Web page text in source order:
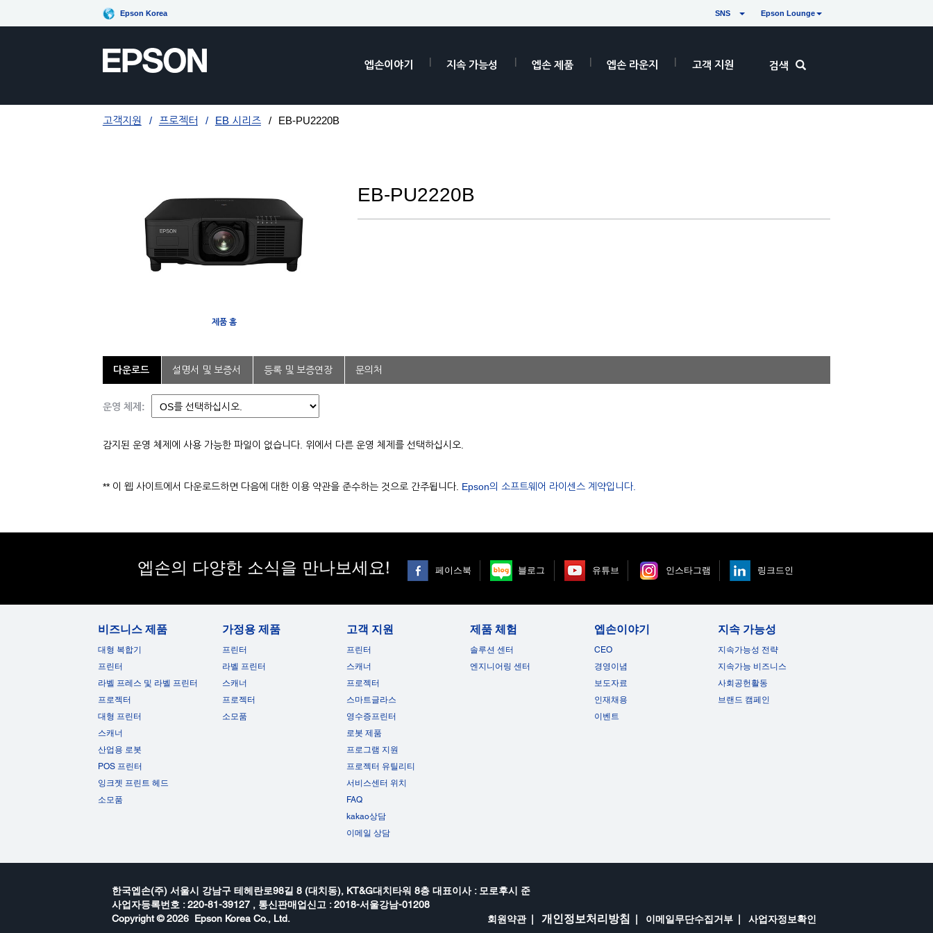
Epson Korea SNS Epson Lounge
엡손이야기 지속 가능성 엡손 제품 엡손 라운지 고객 지원 검색
고객지원 프로젝터 EB 시리즈 EB-PU2220B
제품 홈
EB-PU2220B
다운로드 설명서 및 보증서 등록 및 보증연장 문의처
운영 체제:
감지된 운영 체제에 사용 가능한 파일이 없습니다. 위에서 다른 운영 체제를 선택하십시오.
** 이 웹 사이트에서 다운로드하면 다음에 대한 이용 약관을 준수하는 것으로 간주됩니다. Epson의 소프트웨어 라이센스 계약입니다.
엡손의 다양한 소식을 만나보세요! 페이스북 블로그 유튜브 인스타그램 링크드인
비즈니스 제품
대형 복합기
프린터
라벨 프레스 및 라벨 프린터
프로젝터
대형 프린터
스캐너
산업용 로봇
POS 프린터
잉크젯 프린트 헤드
소모품
가정용 제품
프린터
라벨 프린터
스캐너
프로젝터
소모품
고객 지원
프린터
스캐너
프로젝터
스마트글라스
영수증프린터
로봇 제품
프로그램 지원
프로젝터 유틸리티
서비스센터 위치
FAQ
kakao상담
이메일 상담
제품 체험
솔루션 센터
엔지니어링 센터
엡손이야기
CEO
경영이념
보도자료
인재채용
이벤트
지속 가능성
지속가능성 전략
지속가능 비즈니스
사회공헌활동
브랜드 캠페인
한국엡손(주) 서울시 강남구 테헤란로98길 8 (대치동), KT&G대치타워 8층 대표이사 : 모로후시 준
사업자등록번호 : 220-81-39127 , 통신판매업신고 : 2018-서울강남-01208
Copyright ©2026 Epson Korea Co., Ltd. 회원약관 개인정보처리방침 이메일무단수집거부 사업자정보확인